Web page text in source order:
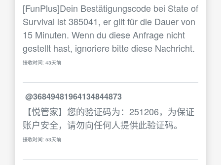
[FunPlus]Dein Bestätigungscode bei State of
Survival ist 385041, er gilt für die Dauer von
15 Minuten. Wenn du diese Anfrage nicht
gestellt hast, ignoriere bitte diese Nachricht.
接收时间: 43天前
@36849481964134844873
【悦管家】您的验证码为：251206，为保证
账户安全，请勿向任何人提供此验证码。
接收时间: 53天前